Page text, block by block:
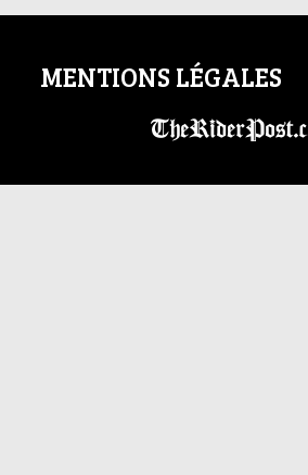
MENTIONS LÉGALES